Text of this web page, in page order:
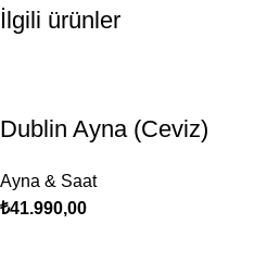
İlgili ürünler
Dublin Ayna (Ceviz)
Ayna & Saat
₺41.990,00